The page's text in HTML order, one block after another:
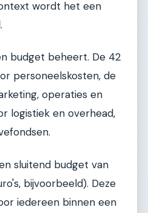
wordt het een
budget beheert. De 42
personeelskosten, de
operaties en
logistiek en overhead,
sluitend budget van
bijvoorbeeld). Deze
iedereen binnen een